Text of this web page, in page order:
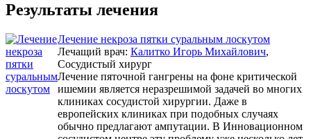
Результаты лечения
Лечение некроза пятки суральным лоскутом
Лечащий врач: Калитко Игорь Михайлович,
Сосудистый хирург
Лечение пяточной гангрены на фоне критической
ишемии является неразрешимой задачей во многих
клиниках сосудистой хирургии. Даже в
европейских клиниках при подобных случаях
обычно предлагают ампутации. В Инновационном